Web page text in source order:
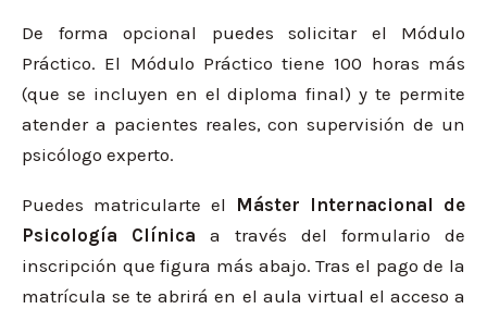
De forma opcional puedes solicitar el Módulo
Práctico. El Módulo Práctico tiene 100 horas más
(que se incluyen en el diploma final) y te permite
atender a pacientes reales, con supervisión de un
psicólogo experto.
Puedes matricularte el Máster Internacional de
Psicología Clínica a través del formulario de
inscripción que figura más abajo. Tras el pago de la
matrícula se te abrirá en el aula virtual el acceso a